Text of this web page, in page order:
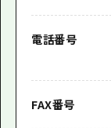
電話番号
FAX番号